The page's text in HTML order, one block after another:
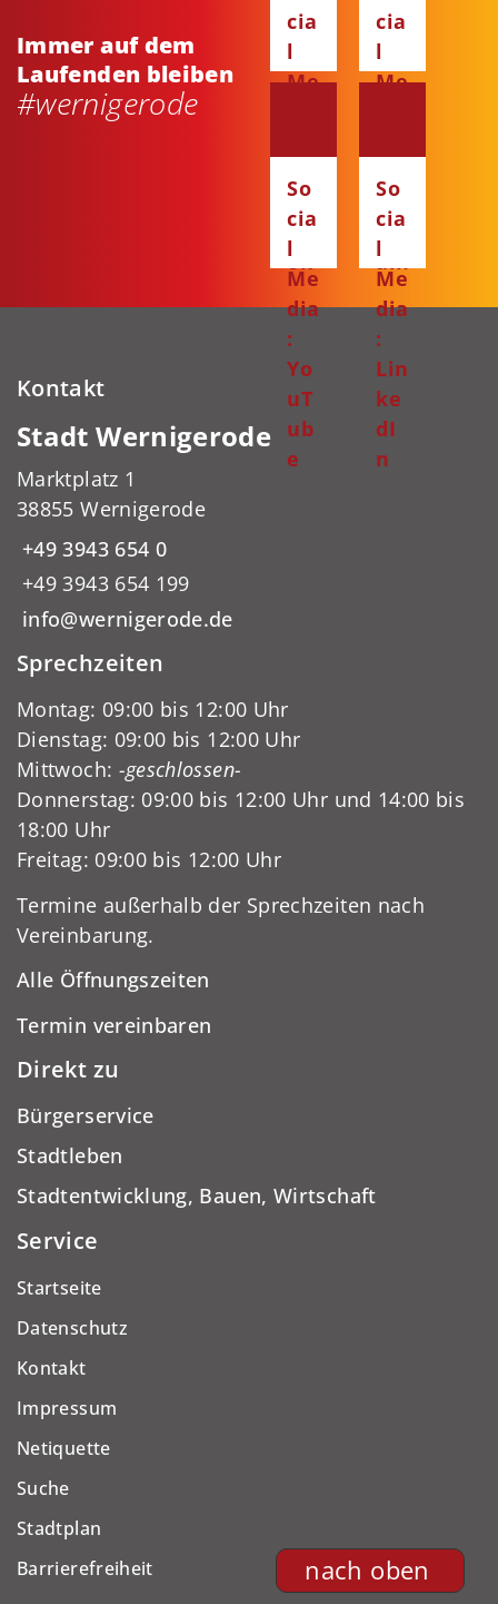
nach oben
Immer auf dem
Laufenden bleiben
#wernigerode
cia
l
Me
ce
bo
ok
cia
l
Me
ta
gr
am
So
cia
l
Me
dia
:
Yo
uT
ub
e
So
cia
l
Me
dia
:
Lin
ke
dI
n
Kontakt
Stadt Wernigerode
Marktplatz 1
38855 Wernigerode
+49 3943 654 0
+49 3943 654 199
info@wernigerode.de
Sprechzeiten
Montag: 09:00 bis 12:00 Uhr
Dienstag: 09:00 bis 12:00 Uhr
Mittwoch: -geschlossen-
Donnerstag: 09:00 bis 12:00 Uhr und 14:00 bis
18:00 Uhr
Freitag: 09:00 bis 12:00 Uhr
Termine außerhalb der Sprechzeiten nach
Vereinbarung.
Alle Öffnungszeiten
Termin vereinbaren
Direkt zu
Bürgerservice
Stadtleben
Stadtentwicklung, Bauen, Wirtschaft
Service
Startseite
Datenschutz
Kontakt
Impressum
Netiquette
Suche
Stadtplan
Barrierefreiheit